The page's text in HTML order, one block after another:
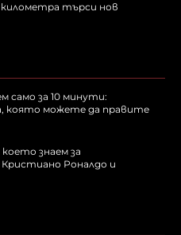
километра търси нов
само за 10 минути:
която можете да правите
знаем за
Роналдо и